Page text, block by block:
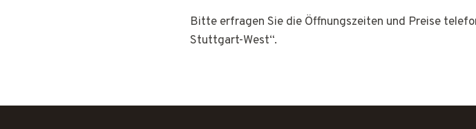
Bitte erfragen Sie die Öffnungszeiten und Preise
Stuttgart-West“.